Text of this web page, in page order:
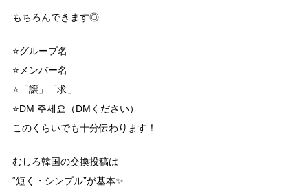
もちろんできます◎
⭐グループ名
⭐メンバー名
⭐「譲」「求」
⭐DM 주세요（DMください）
このくらいでも十分伝わります！
むしろ韓国の交換投稿は
“短く・シンプル”が基本✨